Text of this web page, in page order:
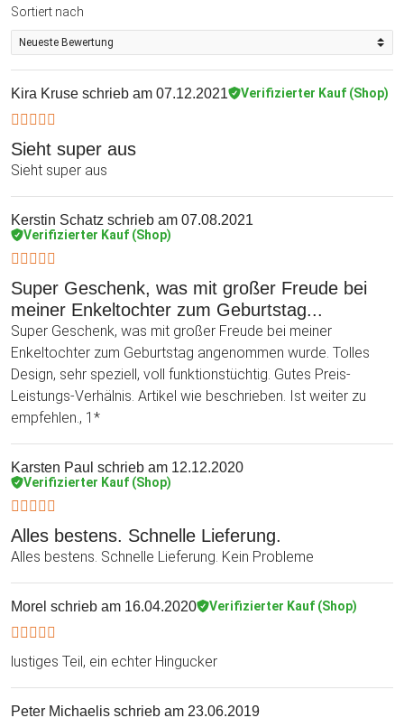
Sortiert nach
Kira Kruse schrieb am 07.12.2021 Verifizierter Kauf (Shop)
Sieht super aus
Sieht super aus
Kerstin Schatz schrieb am 07.08.2021
Verifizierter Kauf (Shop)
Super Geschenk, was mit großer Freude bei
meiner Enkeltochter zum Geburtstag...
Super Geschenk, was mit großer Freude bei meiner
Enkeltochter zum Geburtstag angenommen wurde. Tolles
Design, sehr speziell, voll funktionstüchtig. Gutes Preis-
Leistungs-Verhälnis. Artikel wie beschrieben. Ist weiter zu
empfehlen., 1*
Karsten Paul schrieb am 12.12.2020
Verifizierter Kauf (Shop)
Alles bestens. Schnelle Lieferung.
Alles bestens. Schnelle Lieferung. Kein Probleme
Morel schrieb am 16.04.2020 Verifizierter Kauf (Shop)
lustiges Teil, ein echter Hingucker
Peter Michaelis schrieb am 23.06.2019